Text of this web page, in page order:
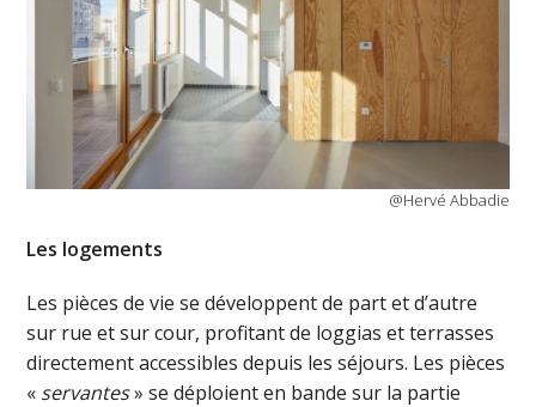
@Hervé Abbadie
Les logements
Les pièces de vie se développent de part et d’autre
sur rue et sur cour, profitant de loggias et terrasses
directement accessibles depuis les séjours. Les pièces
« servantes» se déploient en bande sur la partie